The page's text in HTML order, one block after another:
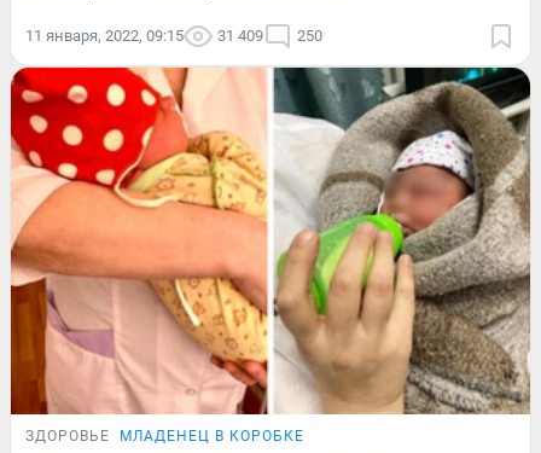
11 января, 2022, 09:15 31 409 250
ЗДОРОВЬЕ МЛАДЕНЕЦ В КОРОБКЕ